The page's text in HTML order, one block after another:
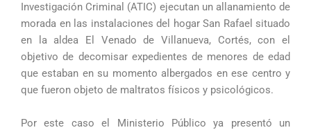
Investigación Criminal (ATIC) ejecutan un allanamiento de
morada en las instalaciones del hogar San Rafael situado
en la aldea El Venado de Villanueva, Cortés, con el
objetivo de decomisar expedientes de menores de edad
que estaban en su momento albergados en ese centro y
que fueron objeto de maltratos físicos y psicológicos.
Por este caso el Ministerio Público ya presentó un